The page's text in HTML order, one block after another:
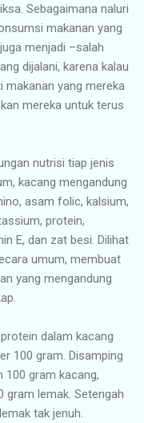
Sebagaimana naluri
makanan yang
menjadi –salah
dijalani, karena kalau
makanan yang mereka
mereka untuk terus
nutrisi tiap jenis
kacang mengandung
asam folic, kalsium,
protein,
E, dan zat besi. Dilihat
umum, membuat
yang mengandung
dalam kacang
100 gram. Disamping
100 gram kacang,
gram lemak. Setengah
tak jenuh.